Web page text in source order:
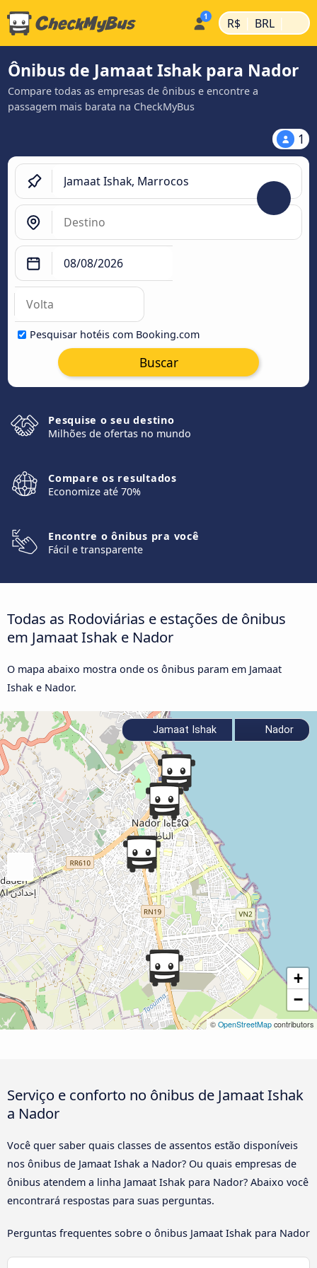
R$ | BRL |
Ônibus de Jamaat Ishak para Nador
Compare todas as empresas de ônibus e encontre a
passagem mais barata na CheckMyBus
1
Pesquisar hotéis com Booking.com
Buscar
Pesquise o seu destino
Milhões de ofertas no mundo
Compare os resultados
Economize até 70%
Encontre o ônibus pra você
Fácil e transparente
Todas as Rodoviárias e estações de ônibus
em Jamaat Ishak e Nador
O mapa abaixo mostra onde os ônibus param em Jamaat
Ishak e Nador.
+
−
© OpenStreetMap contributors
Jamaat Ishak Nador
Serviço e conforto no ônibus de Jamaat Ishak
a Nador
Você quer saber quais classes de assentos estão disponíveis
nos ônibus de Jamaat Ishak a Nador? Ou quais empresas de
ônibus atendem a linha Jamaat Ishak para Nador? Abaixo você
encontrará respostas para suas perguntas.
Perguntas frequentes sobre o ônibus Jamaat Ishak para Nador